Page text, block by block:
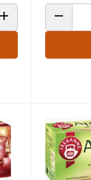
ANZAHL ERHÖHENANZAHL